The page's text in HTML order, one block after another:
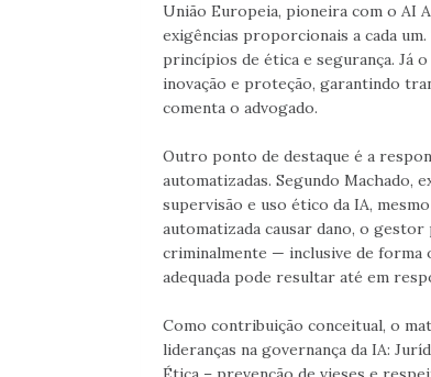
União Europeia, pioneira com o AI
exigências proporcionais a cada
princípios de ética e segurança. Já
inovação e proteção, garantindo
comenta o advogado.
Outro ponto de destaque é a
automatizadas. Segundo Machado,
supervisão e uso ético da IA,
automatizada causar dano, o
criminalmente — inclusive de forma
adequada pode resultar até em
Como contribuição conceitual, o
lideranças na governança da IA: